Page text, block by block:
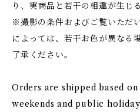
り、実商品と若干の相違が生じ
※撮影の条件およびご覧いただ
によっては、若干お色が異なる
了承ください。
Orders are shipped based
weekends and public